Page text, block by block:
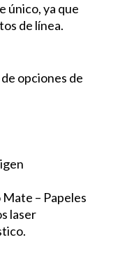
único, ya que
de línea.
opciones de
– Papeles
laser